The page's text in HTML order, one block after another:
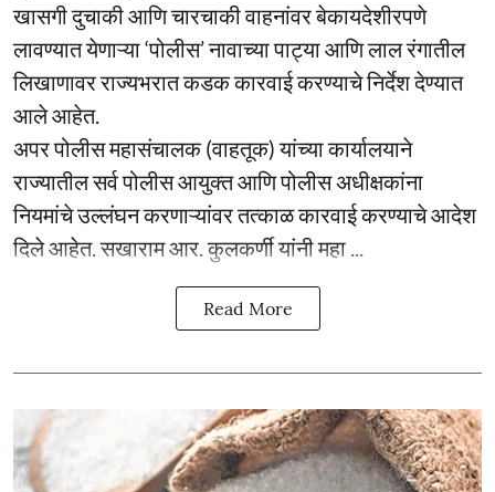
खासगी दुचाकी आणि चारचाकी वाहनांवर बेकायदेशीरपणे
लावण्यात येणाऱ्या ‘पोलीस’ नावाच्या पाट्या आणि लाल रंगातील
लिखाणावर राज्यभरात कडक कारवाई करण्याचे निर्देश देण्यात
आले आहेत.
अपर पोलीस महासंचालक (वाहतूक) यांच्या कार्यालयाने
राज्यातील सर्व पोलीस आयुक्त आणि पोलीस अधीक्षकांना
नियमांचे उल्लंघन करणाऱ्यांवर तत्काळ कारवाई करण्याचे आदेश
दिले आहेत. सखाराम आर. कुलकर्णी यांनी महा ...
Read More